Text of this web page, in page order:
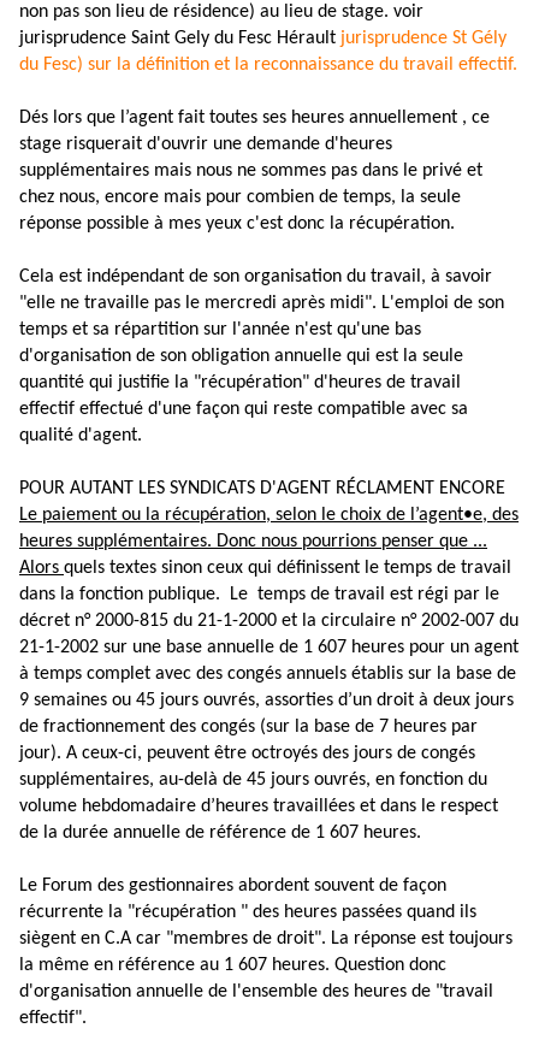
non pas son lieu de résidence) au lieu de stage. voir
jurisprudence Saint Gely du Fesc Hérault jurisprudence St Gély
du Fesc) sur la définition et la reconnaissance du travail effectif.
Dés lors que l’agent fait toutes ses heures annuellement , ce
stage risquerait d'ouvrir une demande d'heures
supplémentaires mais nous ne sommes pas dans le privé et
chez nous, encore mais pour combien de temps, la seule
réponse possible à mes yeux c'est donc la récupération.
Cela est indépendant de son organisation du travail, à savoir
"elle ne travaille pas le mercredi après midi". L'emploi de son
temps et sa répartition sur l'année n'est qu'une bas
d'organisation de son obligation annuelle qui est la seule
quantité qui justifie la "récupération" d'heures de travail
effectif effectué d'une façon qui reste compatible avec sa
qualité d'agent.
POUR AUTANT LES SYNDICATS D'AGENT RÉCLAMENT ENCORE
Le paiement ou la récupération, selon le choix de l’agent•e, des
heures supplémentaires. Donc nous pourrions penser que ...
Alors quels textes sinon ceux qui définissent le temps de travail
dans la fonction publique. Le temps de travail est régi par le
décret n° 2000-815 du 21-1-2000 et la circulaire n° 2002-007 du
21-1-2002 sur une base annuelle de 1 607 heures pour un agent
à temps complet avec des congés annuels établis sur la base de
9 semaines ou 45 jours ouvrés, assorties d’un droit à deux jours
de fractionnement des congés (sur la base de 7 heures par
jour). A ceux-ci, peuvent être octroyés des jours de congés
supplémentaires, au-delà de 45 jours ouvrés, en fonction du
volume hebdomadaire d’heures travaillées et dans le respect
de la durée annuelle de référence de 1 607 heures.
Le Forum des gestionnaires abordent souvent de façon
récurrente la "récupération " des heures passées quand ils
siègent en C.A car "membres de droit". La réponse est toujours
la même en référence au 1 607 heures. Question donc
d'organisation annuelle de l'ensemble des heures de "travail
effectif".